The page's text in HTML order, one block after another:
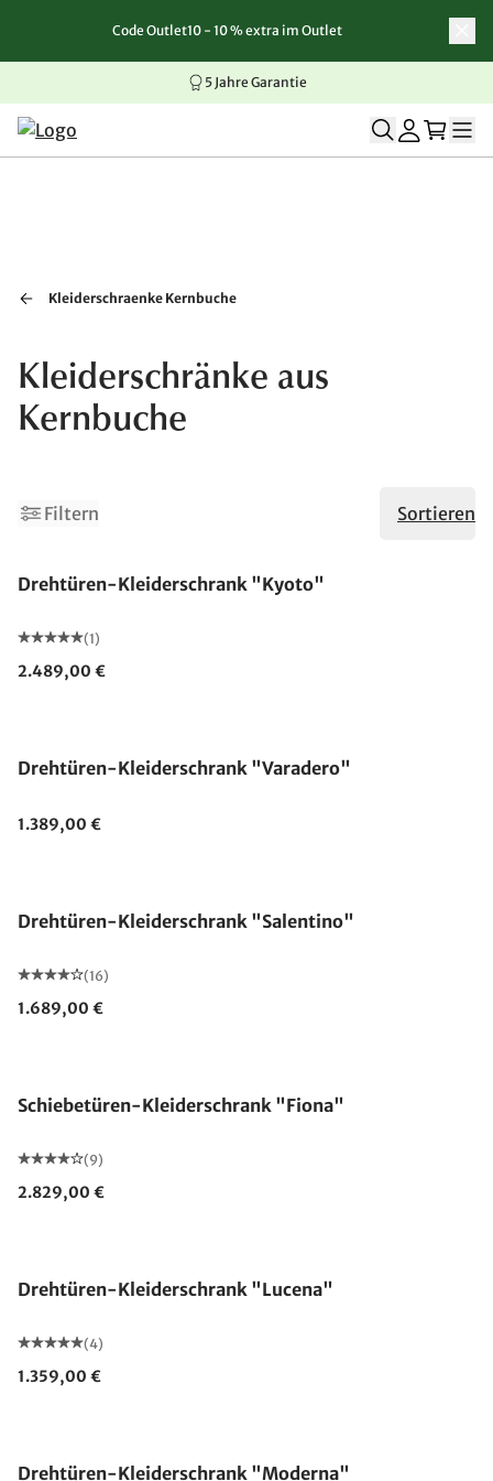
Zum Inhalt springen
Zur Navigation springen
Zum Seitenende springen
Code Outlet10 - 10 % extra im Outlet
5 Jahre Garantie
Kleiderschraenke Kernbuche
Kleiderschränke aus
Kernbuche
Filtern Sortieren
Drehtüren-Kleiderschrank "Kyoto"
(1)
2.489,00 €
Drehtüren-Kleiderschrank "Varadero"
1.389,00 €
Drehtüren-Kleiderschrank "Salentino"
(16)
1.689,00 €
Schiebetüren-Kleiderschrank "Fiona"
(9)
2.829,00 €
Drehtüren-Kleiderschrank "Lucena"
(4)
1.359,00 €
Drehtüren-Kleiderschrank "Moderna"